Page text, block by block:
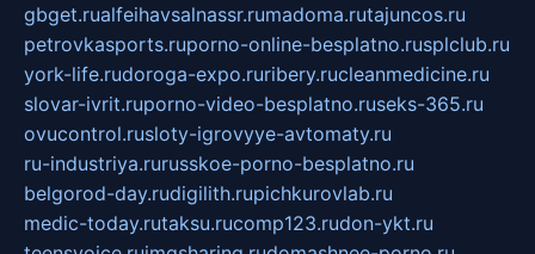
gbget.rualfeihavsalnassr.rumadoma.rutajuncos.ru
petrovkasports.ruporno-online-besplatno.rusplclub.ru
york-life.rudoroga-expo.ruribery.rucleanmedicine.ru
slovar-ivrit.ruporno-video-besplatno.ruseks-365.ru
ovucontrol.rusloty-igrovyye-avtomaty.ru
ru-industriya.rurusskoe-porno-besplatno.ru
belgorod-day.rudigilith.rupichkurovlab.ru
medic-today.rutaksu.rucomp123.rudon-ykt.ru